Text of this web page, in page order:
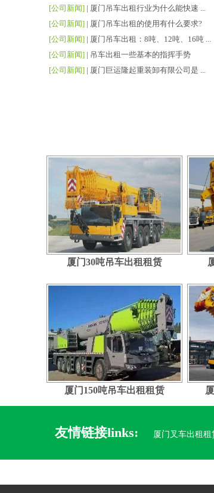
[公司新闻] | 厦门吊车出租行业为什么能快速 ...
[公司新闻] | 厦门吊车出租的使用有什么要求?
[公司新闻] | 厦门吊车出租：8吨、12吨、16吨 ...
[公司新闻] | 吊车出租一些基本的指挥手势
[公司新闻] | 厦门巨运隆起重装卸有限公司是 ...
厦门30吨吊车出租租赁
厦门150吨吊车出租租赁
友情链接links: 厦门叉车出租租